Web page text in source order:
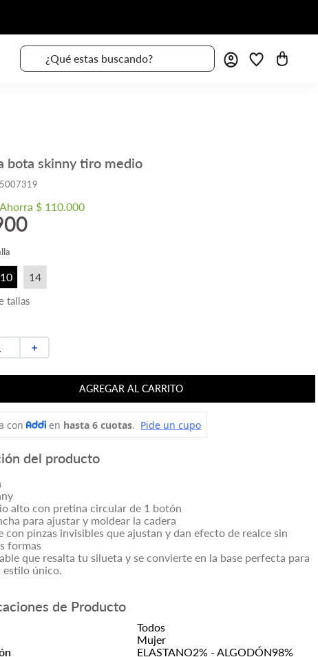
¿Qué estas buscando?
bota skinny tiro medio
Ahorra $ 110.000
10 14
tallas
＋
AGREGAR AL CARRITO
del producto
alto con pretina circular de 1 botón
para ajustar y moldear la cadera
con pinzas invisibles que ajustan y dan efecto de realce sin
formas
que resalta tu silueta y se convierte en la base perfecta para
único.
de Producto
Todos
Mujer
ELASTANO2% - ALGODÓN98%